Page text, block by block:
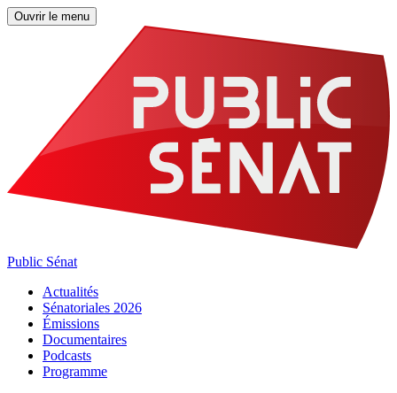
Ouvrir le menu
Public Sénat
Actualités
Sénatoriales 2026
Émissions
Documentaires
Podcasts
Programme